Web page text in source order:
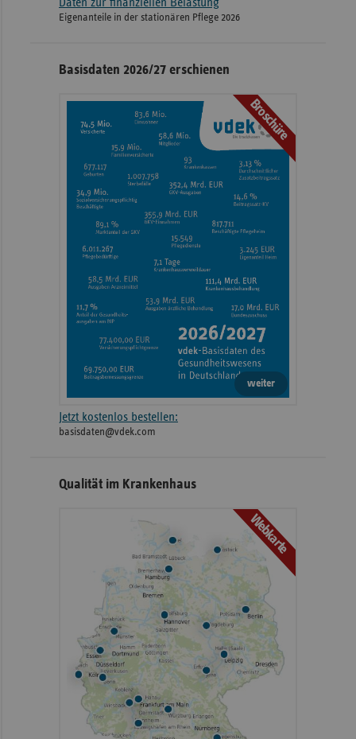
Eigenanteile in der stationären Pflege 2026
Basisdaten 2026/27 erschienen
Broschüre
weiter
Jetzt kostenlos bestellen:
basisdaten@vdek.com
Qualität im Krankenhaus
Webkarte